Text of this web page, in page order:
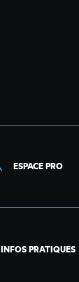
ESPACE PRO
INFOS PRATIQUES